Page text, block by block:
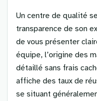
Un centre de qualité
transparence de son
de vous présenter
équipe, l’origine des
détaillé sans frais
affiche des taux de
se situant